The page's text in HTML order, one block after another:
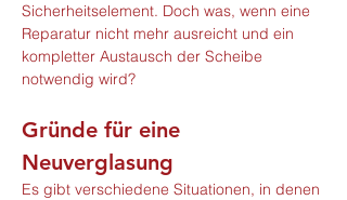
Sicherheitselement. Doch was, wenn eine
Reparatur nicht mehr ausreicht und ein
kompletter Austausch der Scheibe
notwendig wird?
Gründe für eine
Neuverglasung
Es gibt verschiedene Situationen, in denen